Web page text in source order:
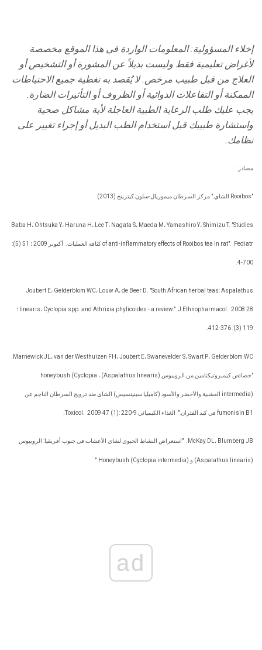
إخلاء المسؤولية: المعلومات الواردة في هذا الموقع مخصصة
لأغراض تعليمية فقط وليست بديلاً عن المشورة أو التشخيص أو
العلاج من قبل طبيب مرخص. لا يُقصد به تغطية جميع الاحتياطات
الممكنة أو التفاعلات الدوائية أو الظروف أو التأثيرات الضارة.
يجب عليك طلب الرعاية الطبية العاجلة لأية مشاكل صحية
واستشارة طبيبك قبل استخدام الطب البديل أو إجراء تغيير على
نظامك.
مصادر:
"Rooibos الشاي." مركز السرطان ميموريال-سلون كيترينج (2013).
Baba H، Ohtsuka Y، Haruna H، Lee T، Nagata S، Maeda M، Yamashiro Y، Shimizu T. "Studies
of anti-inflammatory effects of Rooibos tea in rat". Pediatr كثافة العمليات. أكتوبر 2009 ؛ 51 (5):
700-4.
Joubert E، Gelderblom WC، Louw A، de Beer D. "South African herbal teas: Aspalathus
linearis، Cyclopia spp. and Athrixia phylicoides - a review." J Ethnopharmacol. 2008 28 ؛
119 (3): 376-412.
Marnewick JL، van der Westhuizen FH، Joubert E، Swanevelder S، Swart P، Gelderblom WC.
"خصائص كيمبروتيكتامين من الرويبوس (Aspalathus linearis) ، honeybush (Cyclopia
intermedia) العشبية والأخضر والأسود (كاميليا سينينسيس) الشاي ضد ترويج السرطان الناجم عن
fumonisin B1 في كبد الفئران." الغذاء الكيميائي Toxicol. 2009 47 (1): 220-9.
McKay DL، Blumberg JB. "استعراض النشاط الحيوي لشاي الأعشاب في جنوب أفريقيا: الرويبوس
(Aspalathus linearis) و Honeybush (Cyclopia intermedia)."
ad